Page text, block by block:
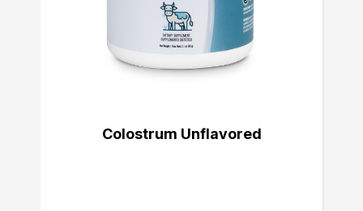
Colostrum Unflavored